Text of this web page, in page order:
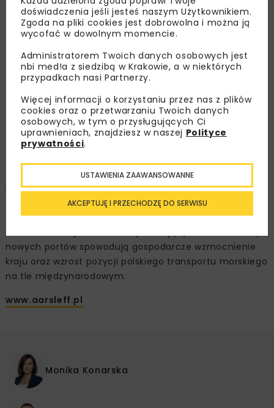
głębokość techniczna nabrzeża -9,5 m
głębokość obliczeniowa nabrzeża -9,5 m
nośność nabrzeża 20 kPa
szerokość użytkowa rampy 36 m
długość rampy 57 m
polery nabrzeża i rampy 1000 kN
polery sztormowe 1000 kN.
swoim doświadczeniem hydrotechnicznym przy
realizacji tej inwestycji i swoją pracą przyczynili się
do zwiększenia przepustowości i efektywności
świnoujskiego portu. Jesteśmy przekonani,
nowych portów spowodują gospodarcze wzmocnienie
kraju oraz wzrost pozycji polskiego transportu morskiego
na tle międzynarodowym.
www.aarsleff.pl
Monika Konarska
doświadczenia jeśli jesteś naszym Użytkownikiem.
Zgoda na pliki cookies jest dobrowolna i można ją
wycofać w dowolnym momencie.
Administratorem Twoich danych osobowych jest
nbi med!a z siedzibą w Krakowie, a w niektórych
przypadkach nasi Partnerzy.
Więcej informacji o korzystaniu przez nas z plików
cookies oraz o przetwarzaniu Twoich danych
osobowych, w tym o przysługujących Ci
uprawnieniach, znajdziesz w naszej Polityce
prywatności.
AKCEPTUJĘ I PRZECHODZĘ DO SERWISU
USTAWIENIA ZAAWANSOWANNE